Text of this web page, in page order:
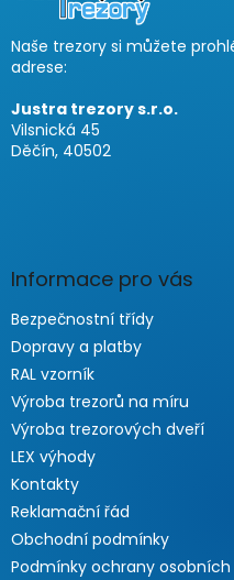
Naše trezory si můžete
adrese:
Justra trezory s.r.o.
Vilsnická 45
Děčín, 40502
Informace pro vás
Bezpečnostní třídy
Dopravy a platby
RAL vzorník
Výroba trezorů na míru
Výroba trezorových dveří
LEX výhody
Kontakty
Reklamační řád
Obchodní podmínky
Podmínky ochrany osobních